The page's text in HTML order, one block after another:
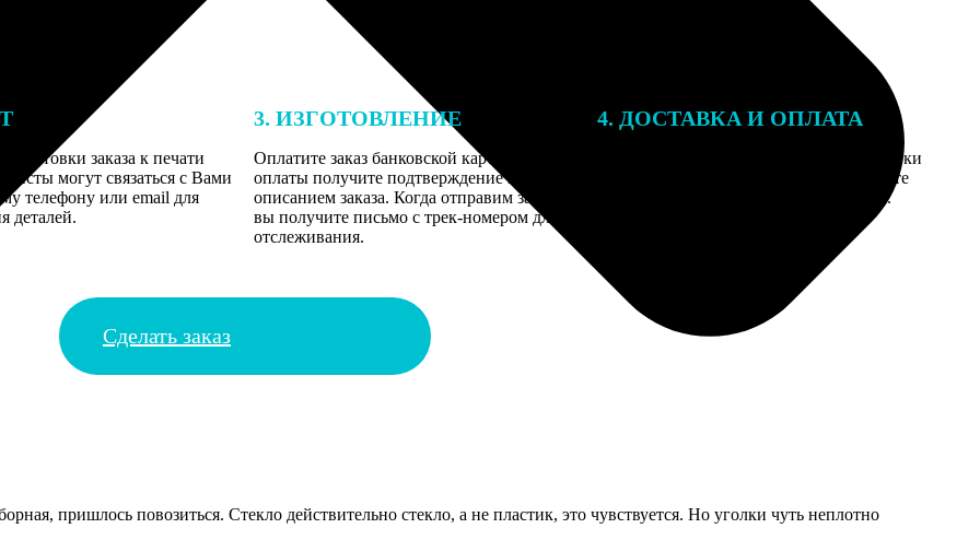
заказа к печати
могут связаться с Вами
телефону или email для
деталей.
3. ИЗГОТОВЛЕНИЕ
Оплатите заказ банковской картой. После
оплаты получите подтверждение на email с
описанием заказа. Когда отправим заказ
вы получите письмо с трек-номером для
отслеживания.
4. ДОСТАВКА И ОПЛАТА
Введите адрес и выберите способ доставки
заказа. Если у вас есть промокод, введите
его в специальное поле для промокода.
Сделать заказ
пришлось повозиться. Стекло действительно стекло, а не пластик, это чувствуется. Но уголки чуть неплотно